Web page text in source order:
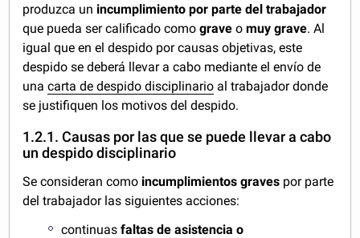
produzca un incumplimiento por parte del trabajador
que pueda ser calificado comograve o muy grave. Al
igual que en el despido por causas objetivas, este
despido se deberá llevar a cabo mediante el envío de
unacarta de despido disciplinario al trabajador donde
se justifiquen los motivos del despido.
1.2.1. Causas por las que se puede llevar a cabo
un despido disciplinario
Se consideran como incumplimientos graves por parte
del trabajador las siguientes acciones:
continuasfaltas de asistencia o